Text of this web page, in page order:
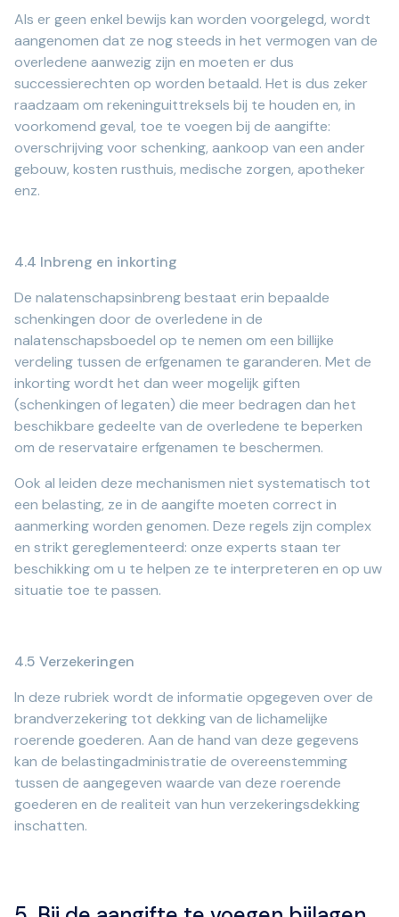
Als er geen enkel bewijs kan worden voorgelegd, wordt
aangenomen dat ze nog steeds in het vermogen van de
overledene aanwezig zijn en moeten er dus
successierechten op worden betaald. Het is dus zeker
raadzaam om rekeninguittreksels bij te houden en, in
voorkomend geval, toe te voegen bij de aangifte:
overschrijving voor schenking, aankoop van een ander
gebouw, kosten rusthuis, medische zorgen, apotheker
enz.
4.4 Inbreng en inkorting
De nalatenschapsinbreng bestaat erin bepaalde
schenkingen door de overledene in de
nalatenschapsboedel op te nemen om een billijke
verdeling tussen de erfgenamen te garanderen. Met de
inkorting wordt het dan weer mogelijk giften
(schenkingen of legaten) die meer bedragen dan het
beschikbare gedeelte van de overledene te beperken
om de reservataire erfgenamen te beschermen.
Ook al leiden deze mechanismen niet systematisch tot
een belasting, ze in de aangifte moeten correct in
aanmerking worden genomen. Deze regels zijn complex
en strikt gereglementeerd: onze experts staan ter
beschikking om u te helpen ze te interpreteren en op uw
situatie toe te passen.
4.5 Verzekeringen
In deze rubriek wordt de informatie opgegeven over de
brandverzekering tot dekking van de lichamelijke
roerende goederen. Aan de hand van deze gegevens
kan de belastingadministratie de overeenstemming
tussen de aangegeven waarde van deze roerende
goederen en de realiteit van hun verzekeringsdekking
inschatten.